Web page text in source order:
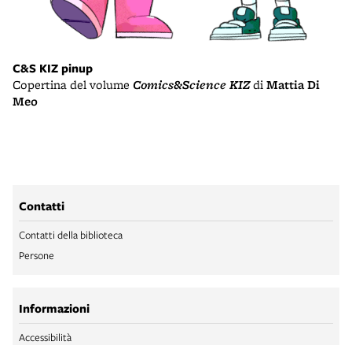
C&S KIZ pinup
Copertina del volume Comics&Science KIZdiMattia Di
Meo
Contatti
Contatti della biblioteca
Persone
Informazioni
Accessibilità